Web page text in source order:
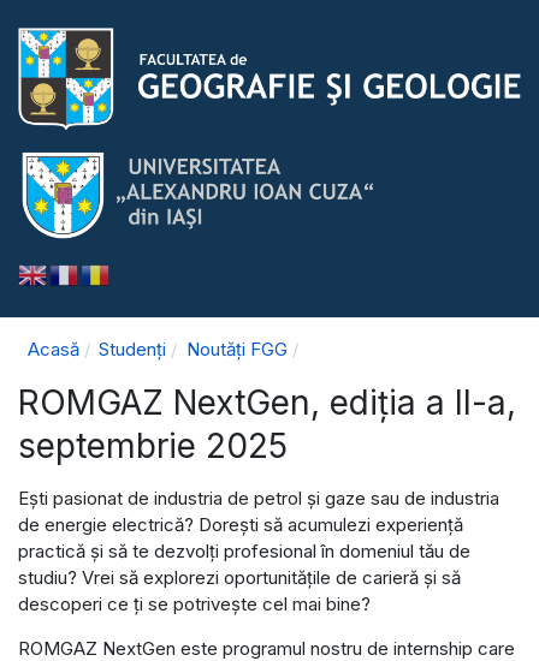
Acasă Studenți Noutăți FGG
ROMGAZ NextGen, ediția a II-a,
septembrie 2025
Ești pasionat de industria de petrol și gaze sau de industria
de energie electrică? Dorești să acumulezi experiență
practică și să te dezvolți profesional în domeniul tău de
studiu? Vrei să explorezi oportunitățile de carieră și să
descoperi ce ți se potrivește cel mai bine?
ROMGAZ NextGen este programul nostru de internship care